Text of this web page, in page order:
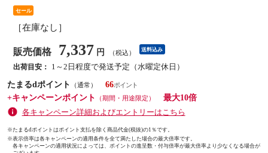
セール
［在庫なし］
販売価格 7,337 円 （税込） 送料込み
出荷目安：
1～2日程度で発送予定（水曜定休日）
たまるdポイント
（通常）
66
+キャンペーンポイント
（期間・用途限定）
最大10倍
各キャンペーン詳細およびエントリーはこちら
※たまるdポイントはポイント支払を除く商品代金(税抜)の1％です。
※表示倍率は各キャンペーンの適用条件を全て満たした場合の最大倍率です。
各キャンペーンの適用状況によっては、ポイントの進呈数・付与倍率が最大倍率より少なくなる場合が